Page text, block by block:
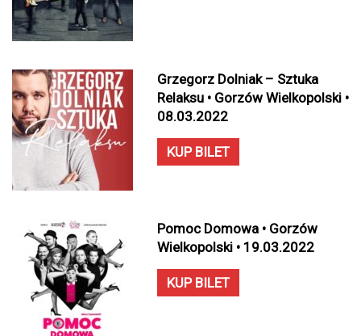
Grzegorz Dolniak – Sztuka
Relaksu • Gorzów Wielkopolski •
08.03.2022
KUP BILET
Pomoc Domowa • Gorzów
Wielkopolski • 19.03.2022
KUP BILET